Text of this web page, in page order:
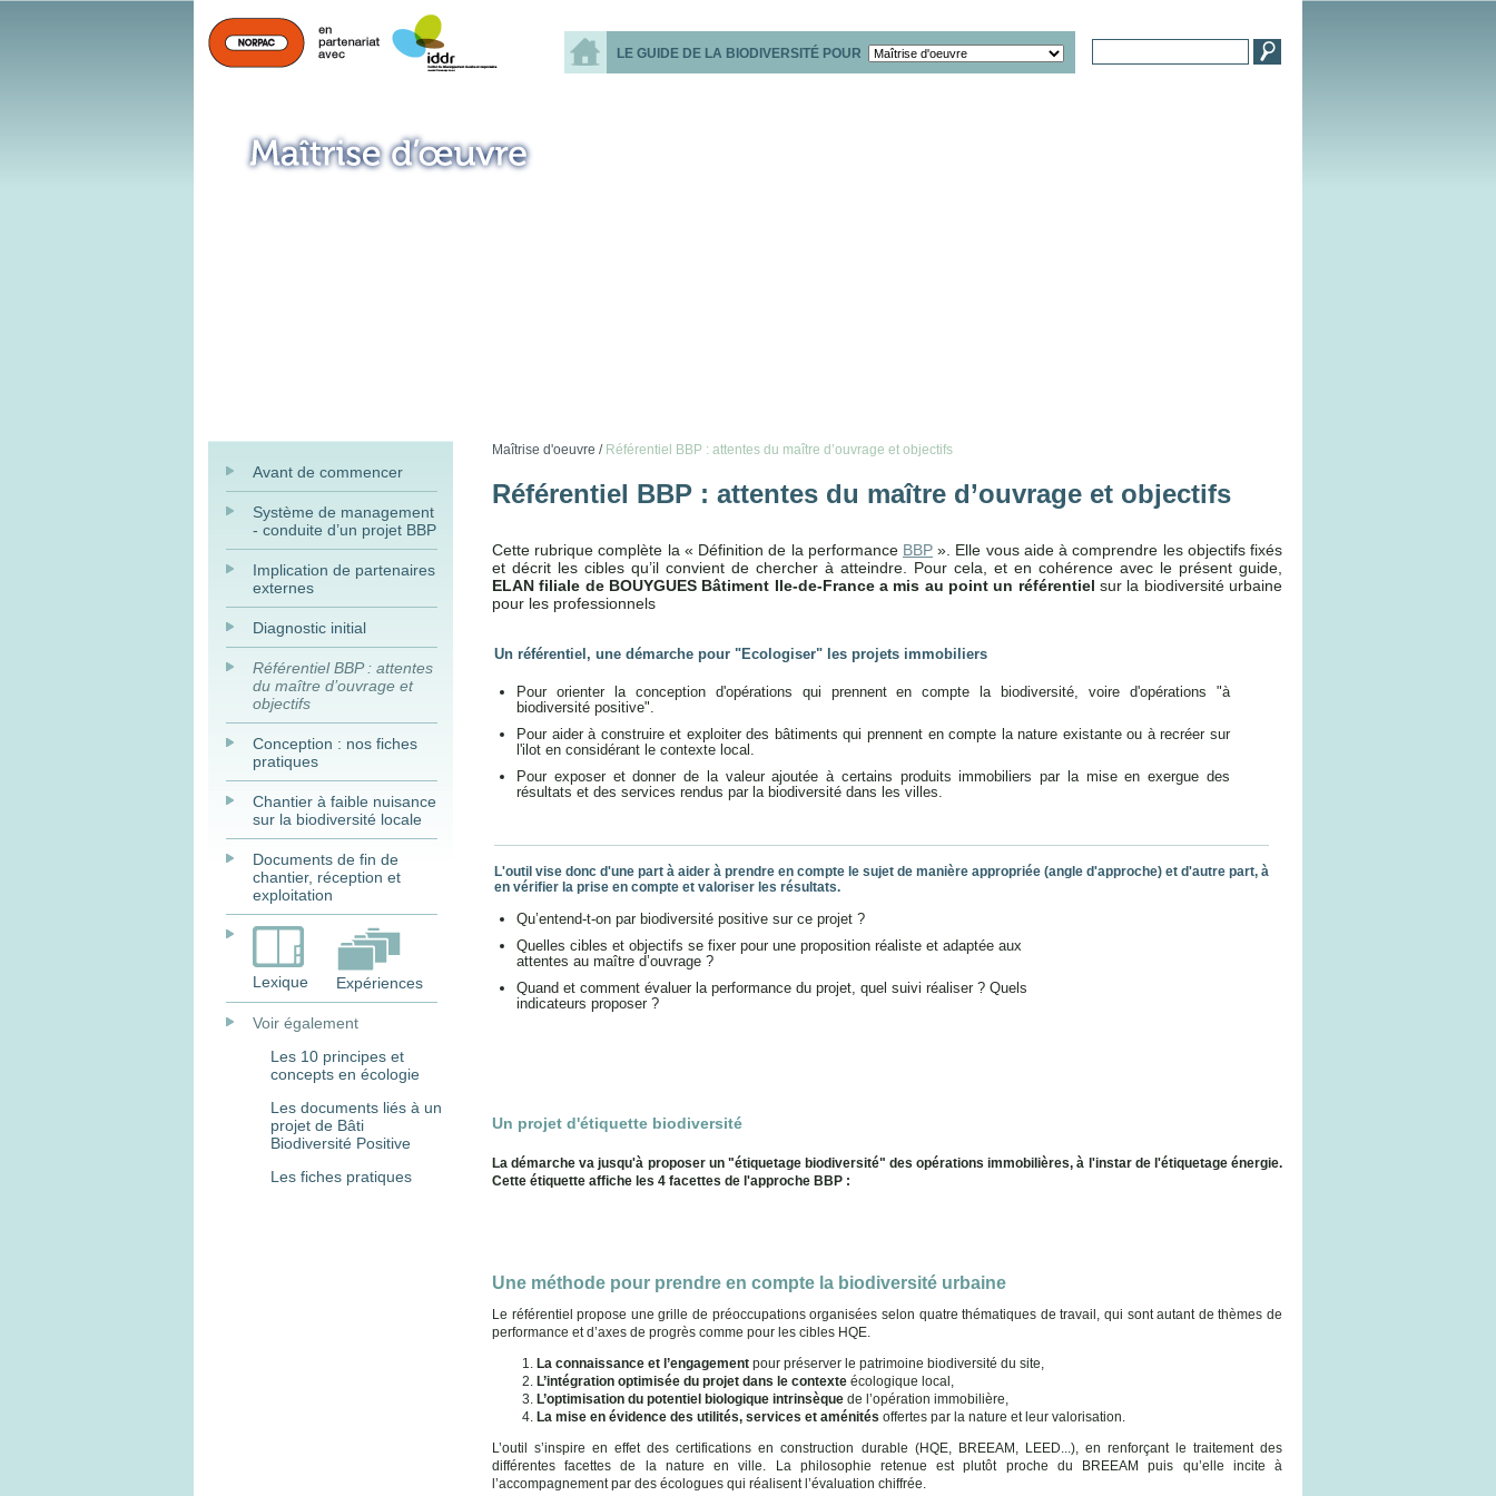
LE GUIDE DE LA BIODIVERSITÉ POUR
Avant de commencer
Système de management
- conduite d’un projet BBP
Implication de partenaires
externes
Diagnostic initial
Référentiel BBP : attentes
du maître d’ouvrage et
objectifs
Conception : nos fiches
pratiques
Chantier à faible nuisance
sur la biodiversité locale
Documents de fin de
chantier, réception et
exploitation
Lexique Expériences
Voir également
Les 10 principes et
concepts en écologie
Les documents liés à un
projet de Bâti
Biodiversité Positive
Les fiches pratiques
Maîtrise d'oeuvre /Référentiel BBP : attentes du maître d’ouvrage et objectifs
Référentiel BBP : attentes du maître d’ouvrage et objectifs
Cette rubrique complète la « Définition de la performance BBP ». Elle vous aide à comprendre les objectifs fixés
et décrit les cibles qu’il convient de chercher à atteindre. Pour cela, et en cohérence avec le présent guide,
ELAN filiale de BOUYGUES Bâtiment Ile-de-France a mis au point un référentiel sur la biodiversité urbaine
pour les professionnels
Un référentiel, une démarche pour "Ecologiser" les projets immobiliers
Pour orienter la conception d'opérations qui prennent en compte la biodiversité, voire d'opérations "à
biodiversité positive".
Pour aider à construire et exploiter des bâtiments qui prennent en compte la nature existante ou à recréer sur
l'ilot en considérant le contexte local.
Pour exposer et donner de la valeur ajoutée à certains produits immobiliers par la mise en exergue des
résultats et des services rendus par la biodiversité dans les villes.
L'outil vise donc d'une part à aider à prendre en compte le sujet de manière appropriée (angle d'approche) et d'autre part, à
en vérifier la prise en compte et valoriser les résultats.
Qu’entend-t-on par biodiversité positive sur ce projet ?
Quelles cibles et objectifs se fixer pour une proposition réaliste et adaptée aux
attentes au maître d’ouvrage ?
Quand et comment évaluer la performance du projet, quel suivi réaliser ? Quels
indicateurs proposer ?
Un projet d'étiquette biodiversité
La démarche va jusqu'à proposer un "étiquetage biodiversité" des opérations immobilières, à l'instar de l'étiquetage énergie.
Cette étiquette affiche les 4 facettes de l'approche BBP :
Une méthode pour prendre en compte la biodiversité urbaine
Le référentiel propose une grille de préoccupations organisées selon quatre thématiques de travail, qui sont autant de thèmes de
performance et d’axes de progrès comme pour les cibles HQE.
La connaissance et l’engagement pour préserver le patrimoine biodiversité du site,
L’intégration optimisée du projet dans le contexte écologique local,
L’optimisation du potentiel biologique intrinsèque de l’opération immobilière,
La mise en évidence des utilités, services et aménités offertes par la nature et leur valorisation.
L’outil s’inspire en effet des certifications en construction durable (HQE, BREEAM, LEED...), en renforçant le traitement des
différentes facettes de la nature en ville. La philosophie retenue est plutôt proche du BREEAM puis qu’elle incite à
l’accompagnement par des écologues qui réalisent l’évaluation chiffrée.